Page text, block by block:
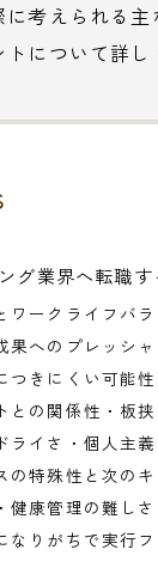
考えられる
について詳し
グ業界へ転職
ワークライフバ
果へのプレッシ
つきにくい可能
との関係性・板
ライさ・個人主
の特殊性と次の
健康管理の難しさ
なりがちで実行